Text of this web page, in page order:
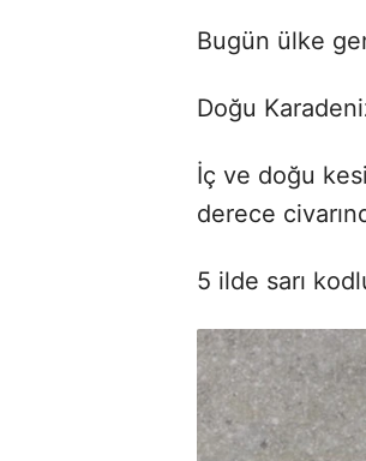
Bugün ülke
Doğu
İç ve doğu
derece
5 ilde sarı